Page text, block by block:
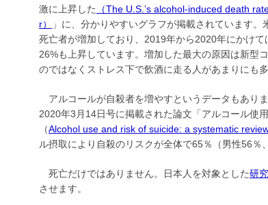
激に上昇した
（The U.S.’s alcohol-induced death
r）
」に、分かりやすいグラフが掲載されています
死亡者が増加しており、2019年から2020年にかけ
26%も上昇しています。増加した最大の原因は新型
のではなくストレス下で飲酒に走る人があまりにも多
アルコールが自殺者を増やすというデータもあり
2020年3月14日号に掲載された論文「アルコール使
（Alcohol use and risk of suicide: a systematic
ル摂取により自殺のリスクが全体で65％（男性56％
死亡だけではありません。日本人を対象とした研究
させます。